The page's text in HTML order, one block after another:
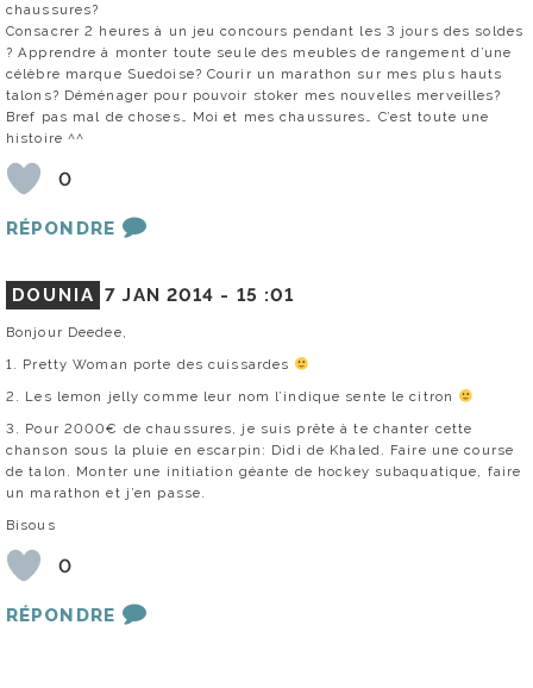
chaussures?
Consacrer 2 heures à un jeu concours pendant les 3 jours des soldes
? Apprendre à monter toute seule des meubles de rangement d’une
célèbre marque Suedoise? Courir un marathon sur mes plus hauts
talons? Déménager pour pouvoir stoker mes nouvelles merveilles?
Bref pas mal de choses… Moi et mes chaussures… C’est toute une
histoire ^^
0
RÉPONDRE
DOUNIA 7 JAN 2014 - 15 :01
Bonjour Deedee,
1. Pretty Woman porte des cuissardes
2. Les lemon jelly comme leur nom l’indique sente le citron
3. Pour 2000€ de chaussures, je suis prête à te chanter cette
chanson sous la pluie en escarpin: Didi de Khaled. Faire une course
de talon. Monter une initiation géante de hockey subaquatique, faire
un marathon et j’en passe.
Bisous
0
RÉPONDRE